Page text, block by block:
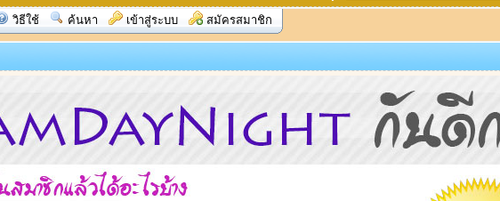
วิธีใช้ ค้นหา เข้าสู่ระบบ สมัครสมาชิก